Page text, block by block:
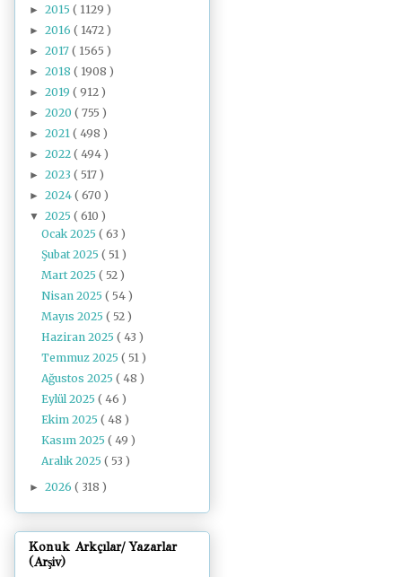
► 2015 ( 1129 )
► 2016 ( 1472 )
► 2017 ( 1565 )
► 2018 ( 1908 )
► 2019 ( 912 )
► 2020 ( 755 )
► 2021 ( 498 )
► 2022 ( 494 )
► 2023 ( 517 )
► 2024 ( 670 )
▼ 2025 ( 610 )
Ocak 2025( 63 )
Şubat 2025( 51 )
Mart 2025( 52 )
Nisan 2025( 54 )
Mayıs 2025( 52 )
Haziran 2025( 43 )
Temmuz 2025( 51 )
Ağustos 2025( 48 )
Eylül 2025( 46 )
Ekim 2025( 48 )
Kasım 2025( 49 )
Aralık 2025( 53 )
► 2026 ( 318 )
Konuk Arkçılar/ Yazarlar
(Arşiv)